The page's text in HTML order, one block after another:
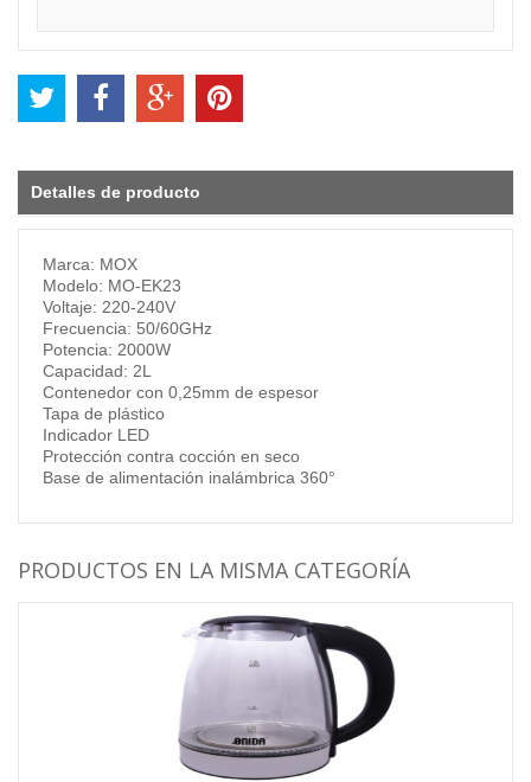
Detalles de producto
Marca: MOX
Modelo: MO-EK23
Voltaje: 220-240V
Frecuencia: 50/60GHz
Potencia: 2000W
Capacidad: 2L
Contenedor con 0,25mm de espesor
Tapa de plástico
Indicador LED
Protección contra cocción en seco
Base de alimentación inalámbrica 360°
PRODUCTOS EN LA MISMA CATEGORÍA